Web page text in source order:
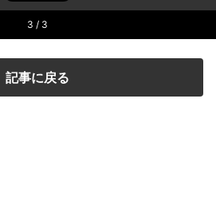
3 / 3
記事に戻る